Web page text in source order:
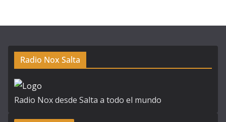
Radio Nox Salta
Radio Nox desde Salta a todo el mundo